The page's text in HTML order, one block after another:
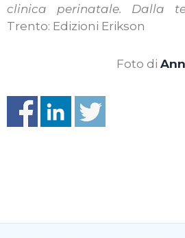
clinica perinatale. Dalla
Trento: Edizioni Erikson
Foto di